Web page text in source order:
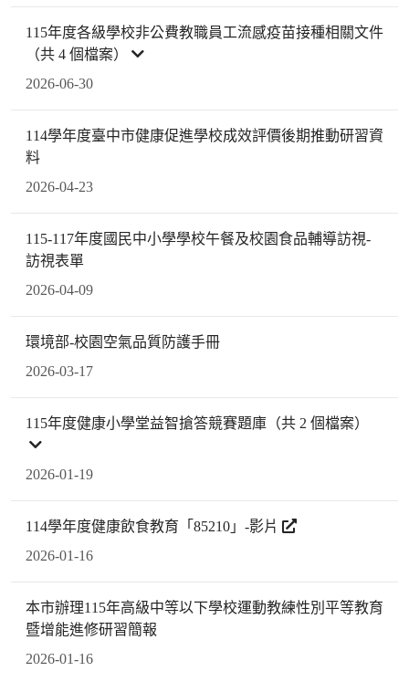
115年度各級學校非公費教職員工流感疫苗接種相關文件
（共 4 個檔案）
2026-06-30
114學年度臺中市健康促進學校成效評價後期推動研習資
料
2026-04-23
115-117年度國民中小學學校午餐及校園食品輔導訪視-
訪視表單
2026-04-09
環境部-校園空氣品質防護手冊
2026-03-17
115年度健康小學堂益智搶答競賽題庫（共 2 個檔案）
2026-01-19
114學年度健康飲食教育「85210」-影片
2026-01-16
本市辦理115年高級中等以下學校運動教練性別平等教育
暨增能進修研習簡報
2026-01-16